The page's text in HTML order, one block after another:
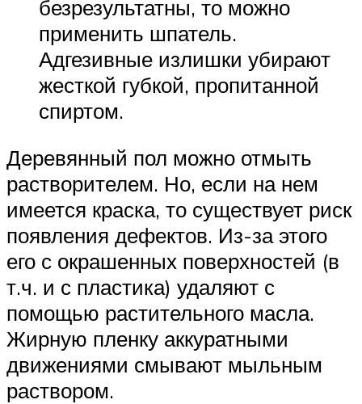
безрезультатны, то можно
применить шпатель.
Адгезивные излишки убирают
жесткой губкой, пропитанной
спиртом.
Деревянный пол можно отмыть
растворителем. Но, если на нем
имеется краска, то существует риск
появления дефектов. Из-за этого
его с окрашенных поверхностей (в
т.ч. и с пластика) удаляют с
помощью растительного масла.
Жирную пленку аккуратными
движениями смывают мыльным
раствором.